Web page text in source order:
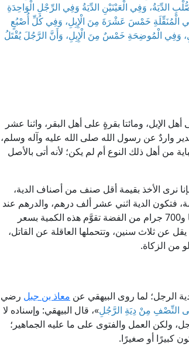
الدِّيَةُ، وَفِي الْعَيْنَيْنِ الدِّيَةُ وَفِي الرِّجْلِ الْوَاحِدَةِ
الْمُنَقِّلَةِ خَمْسَ عَشْرَةَ مِنَ الْإِبِلِ، وَفِي كُلِّ أُصْبُعٍ
وَفِي الْمُوضِحَةِ خَمْسٌ مِنَ الْإِبِلِ، وَأَنَّ الرَّجُلَ يُقْتَلُ
الإبل، ومائتا بقرةٍ على أهل البقر، واثنا عشر
واردٌ عن رسول الله صلى الله عليه وآله وسلم،
من أهل ذلك النوع أم لم يكن؛ لأنه أتى بالأصل
نرى الأخذ بقيمة أقل صنف من أصناف الدية،
فتكون الدية اثني عشر ألف درهم، والدرهم عند
الجمهور 2.975 جرامًا تقريبًا، فيكون جملة ما هنالك 35 كيلوجرامًا و700 جرام من الفضة تقوَّم هذه الكمية بسعر
عن ثلاث سنين، وتتحملها العاقلة عن القاتل،
من الزكاة.
الرجل؛ لما روى البيهقي عن معاذ بن جبل رضي
النِّصْفِ مِنْ دِيَةِ الرَّجُلِ»، قال البيهقي: وإسناده لا
ولكن العمل والفتوى على ما عليه الجماهير؛
كبيرًا أو صغيرًا.